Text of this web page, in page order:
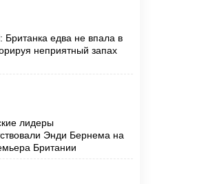
Британка едва не впала в
неприятный запах
лидеры
Энди Бернема на
Британии